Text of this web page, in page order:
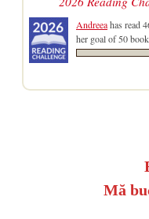
Andreeahas read
her goal of 50
Mă